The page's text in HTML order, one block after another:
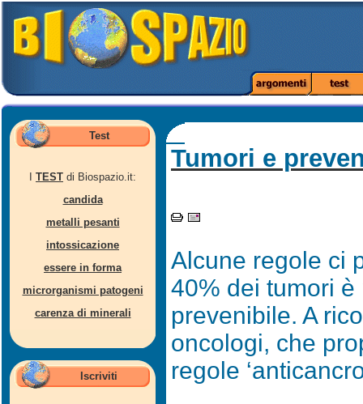
Test
TEST di Biospazio.it:
candida
metalli pesanti
intossicazione
essere in forma
microrganismi patogeni
carenza di minerali
Iscriviti
Tumori e
Alcune regole ci
40% dei tumori
prevenibile. A
oncologi, che
regole